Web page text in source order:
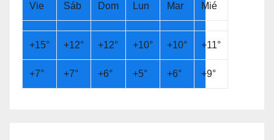
Vie Sáb Dom Lun Mar Mié
+15° +12° +12° +10° +10° +11°
+7° +7° +6° +5° +6° +9°